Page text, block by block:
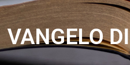
VANGELO DI